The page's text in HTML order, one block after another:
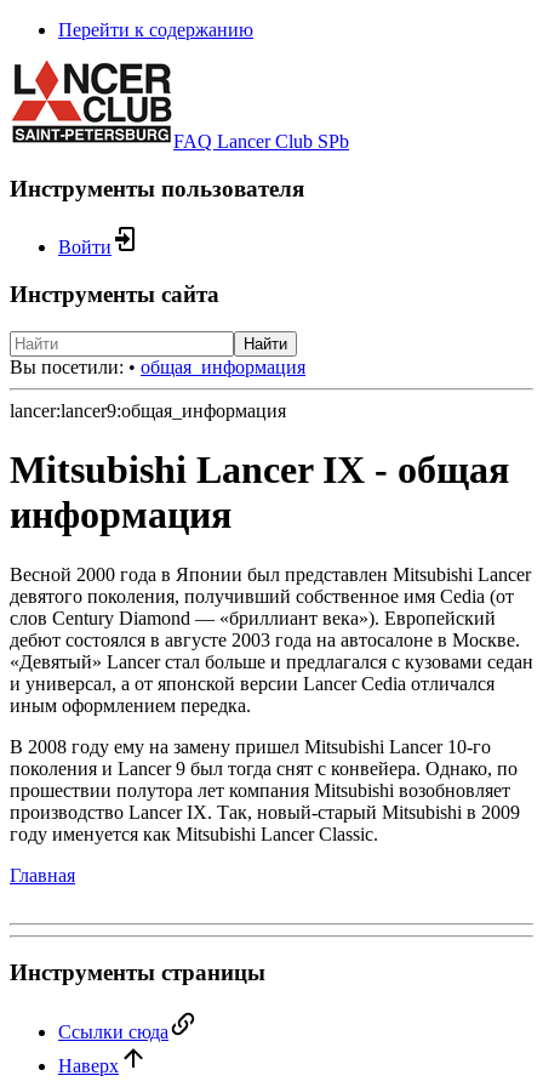
Перейти к содержанию
FAQ Lancer Club SPb
Инструменты пользователя
Войти
Инструменты сайта
Найти
Вы посетили: • общая_информация
lancer:lancer9:общая_информация
Mitsubishi Lancer IX - общая
информация
Весной 2000 года в Японии был представлен Mitsubishi Lancer
девятого поколения, получивший собственное имя Cedia (от
слов Century Diamond — «бриллиант века»). Европейский
дебют состоялся в августе 2003 года на автосалоне в Москве.
«Девятый» Lancer стал больше и предлагался с кузовами седан
и универсал, а от японской версии Lancer Cedia отличался
иным оформлением передка.
В 2008 году ему на замену пришел Mitsubishi Lancer 10-го
поколения и Lancer 9 был тогда снят с конвейера. Однако, по
прошествии полутора лет компания Mitsubishi возобновляет
производство Lancer IX. Так, новый-старый Mitsubishi в 2009
году именуется как Mitsubishi Lancer Classic.
Главная
Инструменты страницы
Ссылки сюда
Наверх